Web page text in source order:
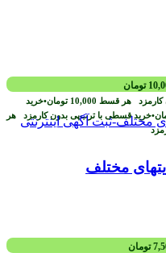
تومان
هر قسط 10,000 تومان•خرید
•خرید قسطی با ترب‌پی بدون کارمزد هر
مختلف
تومان